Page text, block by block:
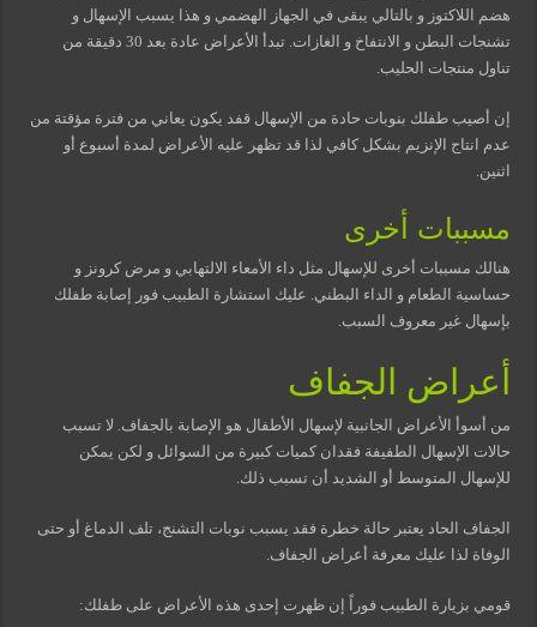
هضم اللاكتوز و بالتالي يبقى في الجهاز الهضمي و هذا يسبب الإسهال و
تشنجات البطن و الانتفاخ و الغازات. تبدأ الأعراض عادة بعد 30 دقيقة من
تناول منتجات الحليب.
إن أصيب طفلك بنوبات حادة من الإسهال قفد يكون يعاني من فترة مؤقتة من
عدم انتاج الإنزيم بشكل كافي لذا قد تظهر عليه الأعراض لمدة أسبوع أو
اثنين.
مسببات أخرى
هنالك مسببات أخرى للإسهال مثل داء الأمعاء الالتهابي و مرض كرونز و
حساسية الطعام و الداء البطني. عليك استشارة الطبيب فور إصابة طفلك
بإسهال غير معروف السبب.
أعراض الجفاف
من أسوأ الأعراض الجانبية لإسهال الأطفال هو الإصابة بالجفاف. لا تسبب
حالات الإسهال الطفيفة فقدان كميات كبيرة من السوائل و لكن يمكن
للإسهال المتوسط أو الشديد أن تسبب ذلك.
الجفاف الحاد يعتبر حالة خطرة فقد يسبب نوبات التشنج، تلف الدماغ أو حتى
الوفاة لذا عليك معرفة أعراض الجفاف.
قومي بزيارة الطبيب فوراً إن ظهرت إحدى هذه الأعراض على طفلك: